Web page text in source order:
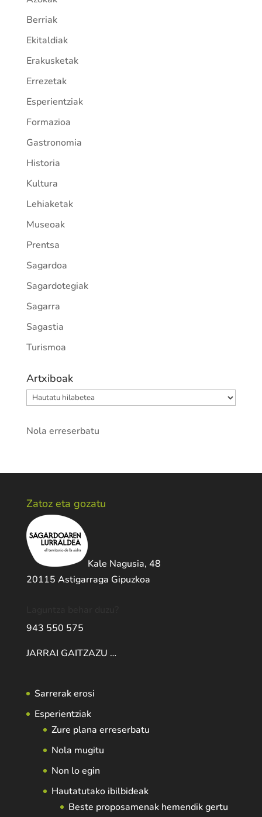
Berriak
Ekitaldiak
Erakusketak
Errezetak
Esperientziak
Formazioa
Gastronomia
Historia
Kultura
Lehiaketak
Museoak
Prentsa
Sagardoa
Sagardotegiak
Sagarra
Sagastia
Turismoa
Artxiboak
Artxiboak
Nola erreserbatu
Zatoz eta gozatu
Kale Nagusia, 48
20115 Astigarraga Gipuzkoa
943 550 575
JARRAI GAITZAZU …
Sarrerak erosi
Esperientziak
Zure plana erreserbatu
Nola mugitu
Non lo egin
Hautatutako ibilbideak
Beste proposamenak hemendik gertu